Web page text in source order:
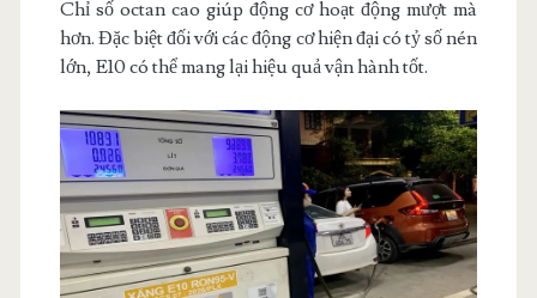
Chỉ số octan cao giúp động cơ hoạt động mượt mà
hơn. Đặc biệt đối với các động cơ hiện đại có tỷ số nén
lớn, E10 có thể mang lại hiệu quả vận hành tốt.